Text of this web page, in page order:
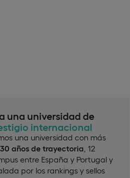
una universidad de
internacional
una universidad con más
30 años de trayectoria , 12
entre España y Portugal y
por los rankings y sellos